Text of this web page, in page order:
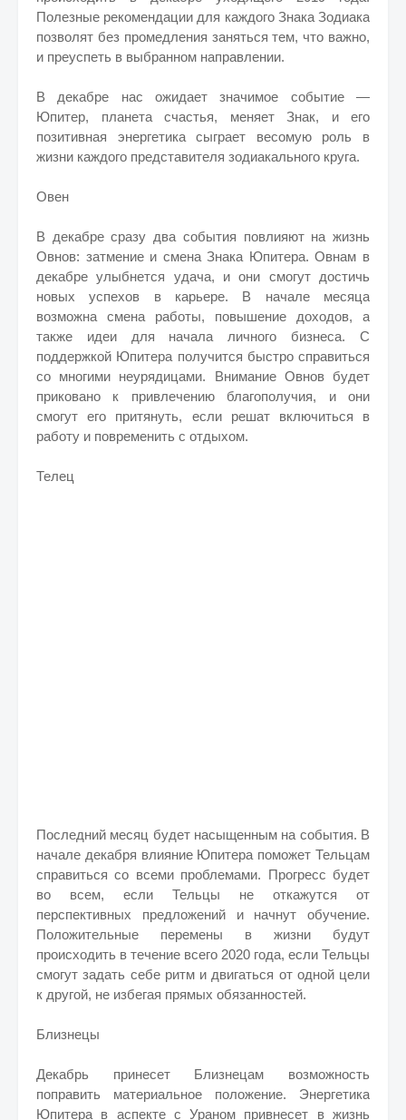
Полезные рекомендации для каждого Знака Зодиака
позволят без промедления заняться тем, что важно,
и преуспеть в выбранном направлении.
В декабре нас ожидает значимое событие —
Юпитер, планета счастья, меняет Знак, и его
позитивная энергетика сыграет весомую роль в
жизни каждого представителя зодиакального круга.
Овен
В декабре сразу два события повлияют на жизнь
Овнов: затмение и смена Знака Юпитера. Овнам в
декабре улыбнется удача, и они смогут достичь
новых успехов в карьере. В начале месяца
возможна смена работы, повышение доходов, а
также идеи для начала личного бизнеса. С
поддержкой Юпитера получится быстро справиться
со многими неурядицами. Внимание Овнов будет
приковано к привлечению благополучия, и они
смогут его притянуть, если решат включиться в
работу и повременить с отдыхом.
Телец
Последний месяц будет насыщенным на события. В
начале декабря влияние Юпитера поможет Тельцам
справиться со всеми проблемами. Прогресс будет
во всем, если Тельцы не откажутся от
перспективных предложений и начнут обучение.
Положительные перемены в жизни будут
происходить в течение всего 2020 года, если Тельцы
смогут задать себе ритм и двигаться от одной цели
к другой, не избегая прямых обязанностей.
Близнецы
Декабрь принесет Близнецам возможность
поправить материальное положение. Энергетика
Юпитера в аспекте с Ураном привнесет в жизнь